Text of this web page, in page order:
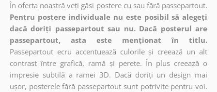
În oferta noastră veți găsi postere cu sau fără passepartout.
Pentru postere individuale nu este posibil să alegeți
dacă doriți passepartout sau nu. Dacă posterul are
passepartout, asta este menționat în titlu.
Passepartout ecru accentuează culorile și creează un alt
contrast între grafică, ramă și perete. În plus creează o
impresie subtilă a ramei 3D. Dacă doriți un design mai
ușor, posterele fără passepartout sunt potrivite pentru voi.